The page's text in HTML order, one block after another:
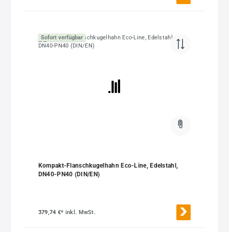
Sofort verfügbar
Kompakt-Flanschkugelhahn Eco-Line, Edelstahl,
DN40-PN40 (DIN/EN)
379,74 €* inkl. MwSt.